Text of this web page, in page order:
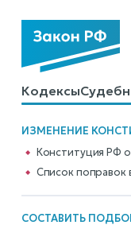
Кодексы
Калькуляторы
ИЗМЕНЕНИЕ
Конституция РФ
Cписок поправок
СОСТАВИТЬ